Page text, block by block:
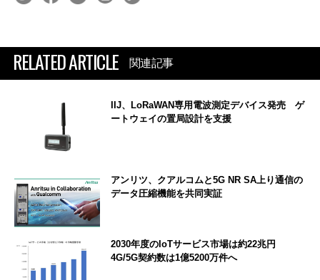
RELATED ARTICLE 関連記事
IIJ、LoRaWAN専用電波測定デバイス発売 ゲ
ートウェイの置局設計を支援
アンリツ、クアルコムと5G NR SA上り通信の
データ圧縮機能を共同実証
2030年度のIoTサービス市場は約22兆円
4G/5G契約数は1億5200万件へ